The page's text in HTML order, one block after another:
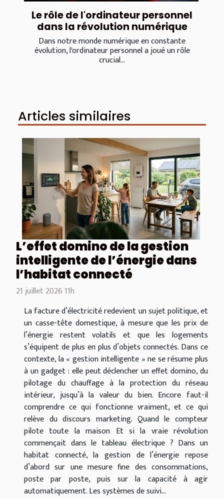
Le rôle de l'ordinateur personnel
dans la révolution numérique
Dans notre monde numérique en constante
évolution, l'ordinateur personnel a joué un rôle
crucial...
Articles similaires
L’effet domino de la gestion
intelligente de l’énergie dans
l’habitat connecté
21 juillet 2026 11h
La facture d’électricité redevient un sujet politique, et
un casse-tête domestique, à mesure que les prix de
l’énergie restent volatils et que les logements
s’équipent de plus en plus d’objets connectés. Dans ce
contexte, la « gestion intelligente » ne se résume plus
à un gadget : elle peut déclencher un effet domino, du
pilotage du chauffage à la protection du réseau
intérieur, jusqu’à la valeur du bien. Encore faut-il
comprendre ce qui fonctionne vraiment, et ce qui
relève du discours marketing. Quand le compteur
pilote toute la maison Et si la vraie révolution
commençait dans le tableau électrique ? Dans un
habitat connecté, la gestion de l’énergie repose
d’abord sur une mesure fine des consommations,
poste par poste, puis sur la capacité à agir
automatiquement. Les systèmes de suivi...